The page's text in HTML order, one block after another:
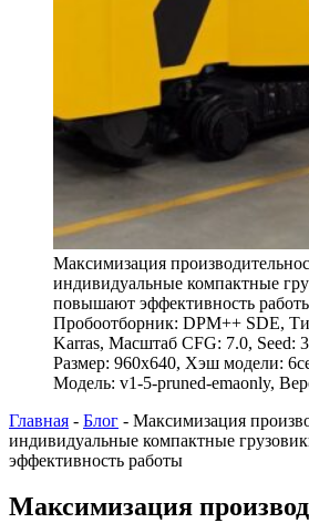
Максимизация
индивидуальные компактные
повышают эффективность
Пробоотборник: DPM++ SDE,
Karras, Масштаб CFG: 7.0, Seed:
Размер: 960x640, Хэш модели:
Модель: v1-5-pruned-emaonly,
Главная - Блог - Максимизация
индивидуальные компактные
эффективность работы
Максимизация